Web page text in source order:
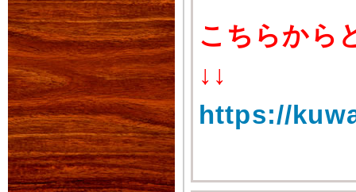
こちらから
↓↓
https://